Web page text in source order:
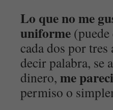
Lo que no me
uniforme
cada dos por tres
decir palabra, se
dinero, me
permiso o